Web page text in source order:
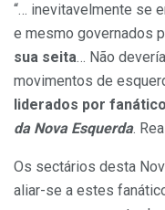
“… inevitavelmente se
e mesmo governados
sua seita… Não
movimentos de
liderados por
da Nova Esquerda.
Os sectários desta
aliar-se a estes